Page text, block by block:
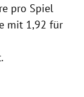
pro Spiel
mit 1,92 für